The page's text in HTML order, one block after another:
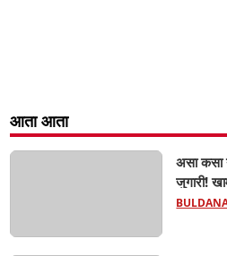
आता आता
असा कसा
जुगारी!
अड्ड्यावर